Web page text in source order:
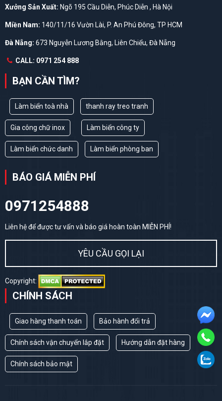
Xưởng Sản Xuất: Ngõ 195 Cầu Diễn, Phúc Diễn , Hà Nội
Miền Nam: 140/11/16 Vườn Lài, P. An Phú Đông, TP HCM
Đà Nẵng: 673 Nguyễn Lương Bằng, Liên Chiểu, Đà Nẵng
CALL: 0971 254 888
BẠN CẦN TÌM?
Làm biển toà nhà thanh ray treo tranh
Gia công chữ inox Làm biển công ty
Làm biển chức danh Làm biển phòng ban
BÁO GIÁ MIỄN PHÍ
0971254888
Liên hệ để được tư vấn và báo giá hoàn toàn MIỄN PHÍ!
YÊU CẦU GỌI LẠI
Copyright:
CHÍNH SÁCH
Giao hàng thanh toán Bảo hành đổi trả
Chính sách vận chuyển lắp đặt Hướng dẫn đặt hàng
Chính sách bảo mật